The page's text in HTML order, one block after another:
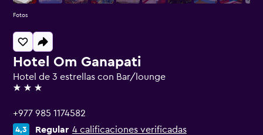
Hotel Om Ganapati
Hotel de 3 estrellas con Bar/lounge
3 estrellas
+977 985 1174582
4,3 Regular 4 calificaciones verificadas
Fotos